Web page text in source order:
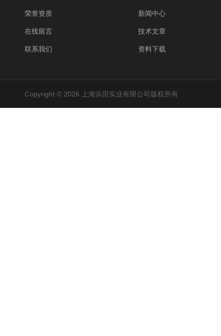
荣誉资质
在线留言
联系我们
新闻中心
技术文章
资料下载
Copyright © 2026 上海浜田实业有限公司版权所有